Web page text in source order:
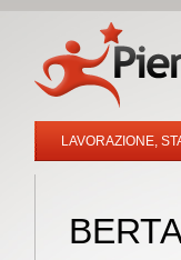
LAVORAZIONE,